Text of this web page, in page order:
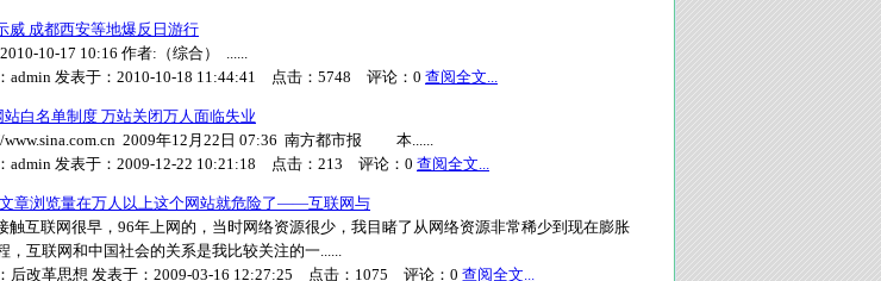
威 成都西安等地爆反日游行
10-17 10:16 作者:（综合） ......
admin 发表于： 2010-10-18 11:44:41 点击： 5748 评论： 0 查阅全文...
站白名单制度 万站关闭万人面临失业
www.sina.com.cn 2009年12月22日 07:36 南方都市报 本......
admin 发表于： 2009-12-22 10:21:18 点击： 213 评论： 0 查阅全文...
章浏览量在万人以上这个网站就危险了——互联网与
触互联网很早，96年上网的，当时网络资源很少，我目睹了从网络资源非常稀少到现在膨胀
，互联网和中国社会的关系是我比较关注的一......
后改革思想 发表于： 2009-03-16 12:27:25 点击： 1075 评论： 0 查阅全文...